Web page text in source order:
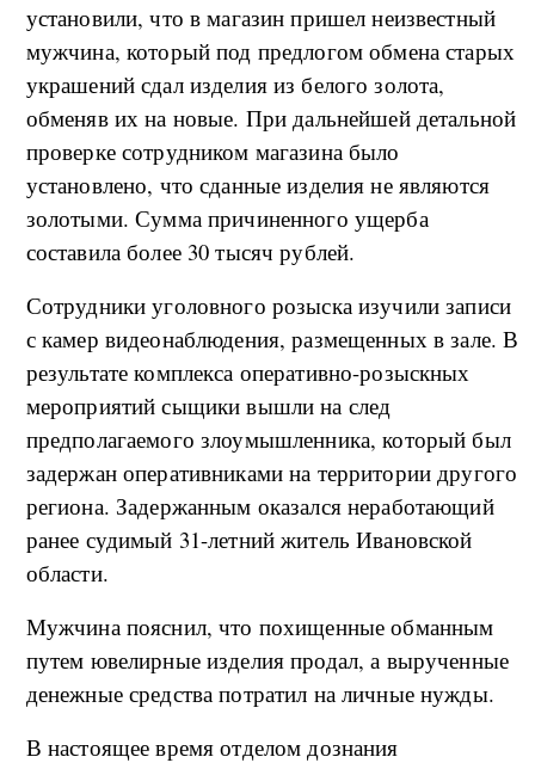
установили, что в магазин пришел неизвестный
мужчина, который под предлогом обмена старых
украшений сдал изделия из белого золота,
обменяв их на новые. При дальнейшей детальной
проверке сотрудником магазина было
установлено, что сданные изделия не являются
золотыми. Сумма причиненного ущерба
составила более 30 тысяч рублей.
Сотрудники уголовного розыска изучили записи
с камер видеонаблюдения, размещенных в зале. В
результате комплекса оперативно-розыскных
мероприятий сыщики вышли на след
предполагаемого злоумышленника, который был
задержан оперативниками на территории другого
региона. Задержанным оказался неработающий
ранее судимый 31-летний житель Ивановской
области.
Мужчина пояснил, что похищенные обманным
путем ювелирные изделия продал, а вырученные
денежные средства потратил на личные нужды.
В настоящее время отделом дознания